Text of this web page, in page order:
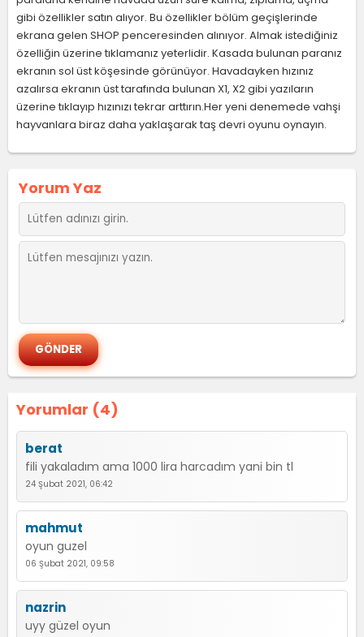
gibi özellikler satın alıyor. Bu özellikler bölüm geçişlerinde
ekrana gelen SHOP penceresinden alınıyor. Almak istediğiniz
özelliğin üzerine tıklamanız yeterlidir. Kasada bulunan paranız
ekranın sol üst köşesinde görünüyor. Havadayken hızınız
azalırsa ekranın üst tarafında bulunan X1, X2 gibi yazıların
üzerine tıklayıp hızınızı tekrar arttırın.Her yeni denemede vahşi
hayvanlara biraz daha yaklaşarak taş devri oyunu oynayın.
Yorumlar (4)
berat
fili yakaladım ama 1000 lira harcadım yani bin tl
24 Şubat 2021, 06:42
mahmut
oyun guzel
06 Şubat 2021, 09:58
nazrin
uyy güzel oyun
Yorum Yaz